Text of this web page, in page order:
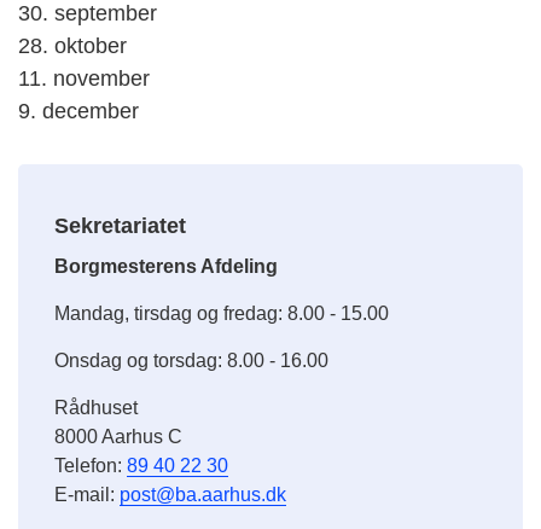
30. september
28. oktober
11. november
9. december
Sekretariatet
Borgmesterens Afdeling
Mandag, tirsdag og fredag: 8.00 - 15.00
Onsdag og torsdag: 8.00 - 16.00
Rådhuset
8000 Aarhus C
Telefon: 89 40 22 30
E-mail: post@ba.aarhus.dk